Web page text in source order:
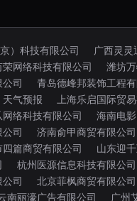
）科技有限公司 广西灵灵
网络科技有限公司 潍坊
司 青岛德峰邦装饰工程
天气预报 上海乐启国际贸
络科技有限公司 海南电
公司 济南俞甲商贸有限公司
四篇商贸有限公司 山东迎
杭州医源信息科技有限公司
司 北京菲枫商贸有限公司
南丽濠广告有限公司 广州